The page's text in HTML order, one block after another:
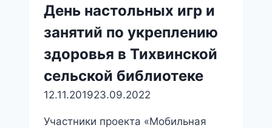
День настольных игр и
занятий по укреплению
здоровья в Тихвинской
сельской библиотеке
12.11.201923.09.2022
Участники проекта «Мобильная